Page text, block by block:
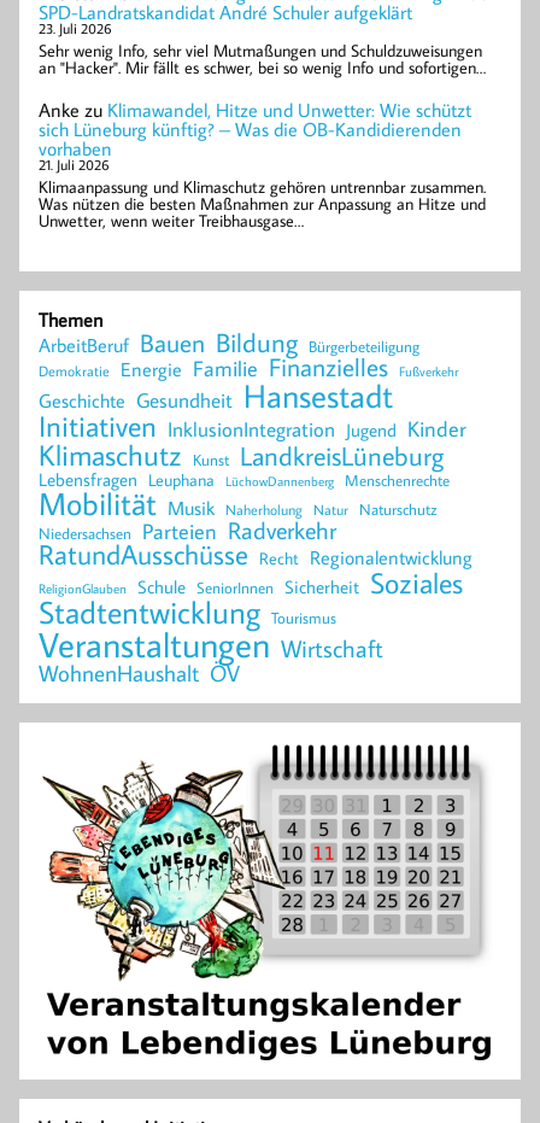
SPD-Landratskandidat André Schuler aufgeklärt
23. Juli 2026
Sehr wenig Info, sehr viel Mutmaßungen und Schuldzuweisungen
an "Hacker". Mir fällt es schwer, bei so wenig Info und sofortigen…
Anke zu Klimawandel, Hitze und Unwetter: Wie schützt
sich Lüneburg künftig? – Was die OB-Kandidierenden
vorhaben
21. Juli 2026
Klimaanpassung und Klimaschutz gehören untrennbar zusammen.
Was nützen die besten Maßnahmen zur Anpassung an Hitze und
Unwetter, wenn weiter Treibhausgase…
Themen
ArbeitBeruf Bauen Bildung Bürgerbeteiligung
Demokratie Energie Familie Finanzielles Fußverkehr
Geschichte Gesundheit Hansestadt
Initiativen InklusionIntegration Jugend Kinder
Klimaschutz Kunst LandkreisLüneburg
Lebensfragen Leuphana LüchowDannenberg Menschenrechte
Mobilität Musik Naherholung Natur Naturschutz
Niedersachsen Parteien Radverkehr
RatundAusschüsse Recht Regionalentwicklung
ReligionGlauben Schule SeniorInnen Sicherheit Soziales
Stadtentwicklung Tourismus
Veranstaltungen Wirtschaft
WohnenHaushalt ÖV